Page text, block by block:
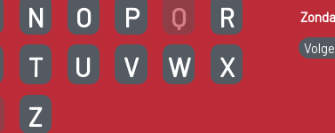
N O P Q
R
T U V W
X
Z